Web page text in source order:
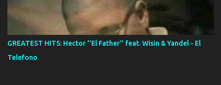
GREATEST HITS: Hector ''El Father'' feat. Wisin & Yandel - El
Telefono